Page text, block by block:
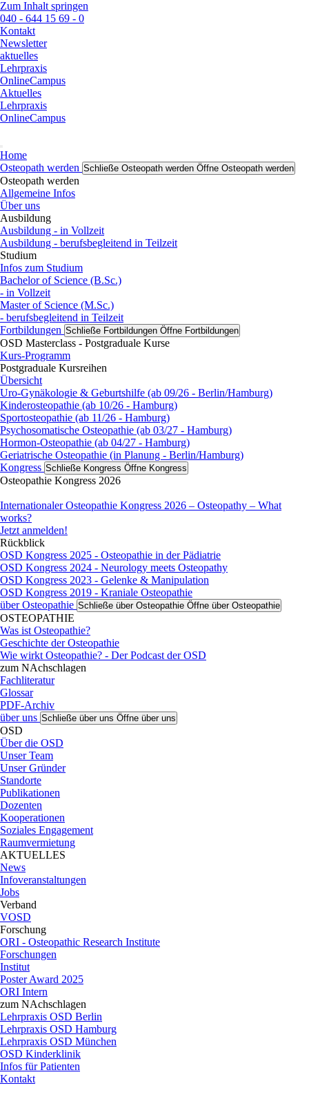
Zum Inhalt springen
040 - 644 15 69 - 0
Kontakt
Newsletter
aktuelles
Lehrpraxis
OnlineCampus
Aktuelles
Lehrpraxis
OnlineCampus
Home
Osteopath werden Schließe Osteopath werden Öffne Osteopath werden
Osteopath werden
Allgemeine Infos
Über uns
Ausbildung
Ausbildung - in Vollzeit
Ausbildung - berufsbegleitend in Teilzeit
Studium
Infos zum Studium
Bachelor of Science (B.Sc.)
- in Vollzeit
Master of Science (M.Sc.)
- berufsbegleitend in Teilzeit
Fortbildungen Schließe Fortbildungen Öffne Fortbildungen
OSD Masterclass - Postgraduale Kurse
Kurs-Programm
Postgraduale Kursreihen
Übersicht
Uro-Gynäkologie & Geburtshilfe (ab 09/26 - Berlin/Hamburg)
Kinderosteopathie (ab 10/26 - Hamburg)
Sportosteopathie (ab 11/26 - Hamburg)
Psychosomatische Osteopathie (ab 03/27 - Hamburg)
Hormon-Osteopathie (ab 04/27 - Hamburg)
Geriatrische Osteopathie (in Planung - Berlin/Hamburg)
Kongress Schließe Kongress Öffne Kongress
Osteopathie Kongress 2026
Internationaler Osteopathie Kongress 2026 – Osteopathy – What
works?
Jetzt anmelden!
Rückblick
OSD Kongress 2025 - Osteopathie in der Pädiatrie
OSD Kongress 2024 - Neurology meets Osteopathy
OSD Kongress 2023 - Gelenke & Manipulation
OSD Kongress 2019 - Kraniale Osteopathie
über Osteopathie Schließe über Osteopathie Öffne über Osteopathie
OSTEOPATHIE
Was ist Osteopathie?
Geschichte der Osteopathie
Wie wirkt Osteopathie? - Der Podcast der OSD
zum NAchschlagen
Fachliteratur
Glossar
PDF-Archiv
über uns Schließe über uns Öffne über uns
OSD
Über die OSD
Unser Team
Unser Gründer
Standorte
Publikationen
Dozenten
Kooperationen
Soziales Engagement
Raumvermietung
AKTUELLES
News
Infoveranstaltungen
Jobs
Verband
VOSD
Forschung
ORI - Osteopathic Research Institute
Forschungen
Institut
Poster Award 2025
ORI Intern
zum NAchschlagen
Lehrpraxis OSD Berlin
Lehrpraxis OSD Hamburg
Lehrpraxis OSD München
OSD Kinderklinik
Infos für Patienten
Kontakt